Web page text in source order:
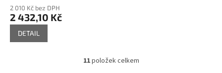
2 010 Kč bez DPH
2 432,10 Kč
DETAIL
O
11položek celkem